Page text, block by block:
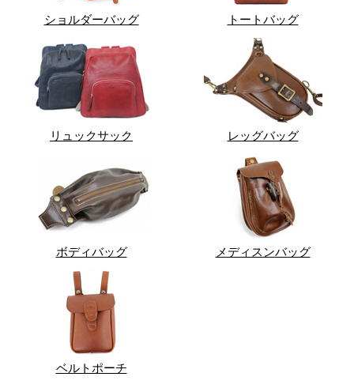
ショルダーバッグ トートバッグ
リュックサック レッグバッグ
ボディバッグ メディスンバッグ
ベルトポーチ